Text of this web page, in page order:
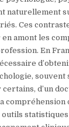
naturellement
Ces
amont les
En
souvent
d’un
compréhension
outils